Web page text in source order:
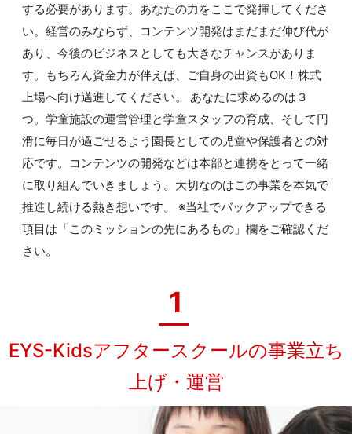
する必要があります。あなたの力をここで発揮してくださ
い。経営のみならず、コンテンツ開発はまだまだ伸び代が
あり、今後のビジネスとしても大きなチャンスがありま
す。もちろん資金力が伴えば、ご自身の出資もOK！株式
上場へ向け邁進してください。 あなたに求めるのは３
つ。学童施設の運営管理と学童スタッフの育成、そして円
滑に毎日が過ごせるよう園長としての児童や保護者との対
応です。コンテンツの開発などは本部と連携をとって一緒
に取り組んでいきましょう。大切なのはこの事業を本気で
推進し続ける熱き想いです。 ※当社でバックアップできる
項目は「このミッションの先にあるもの」欄をご確認くだ
さい。
1
EYS-Kidsアフタースクールの事業立ち
上げ・運営